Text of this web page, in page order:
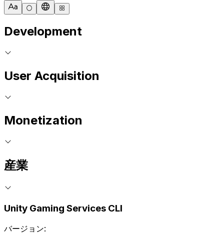
Development
User Acquisition
Monetization
産業
Unity Gaming Services CLI
バージョン: